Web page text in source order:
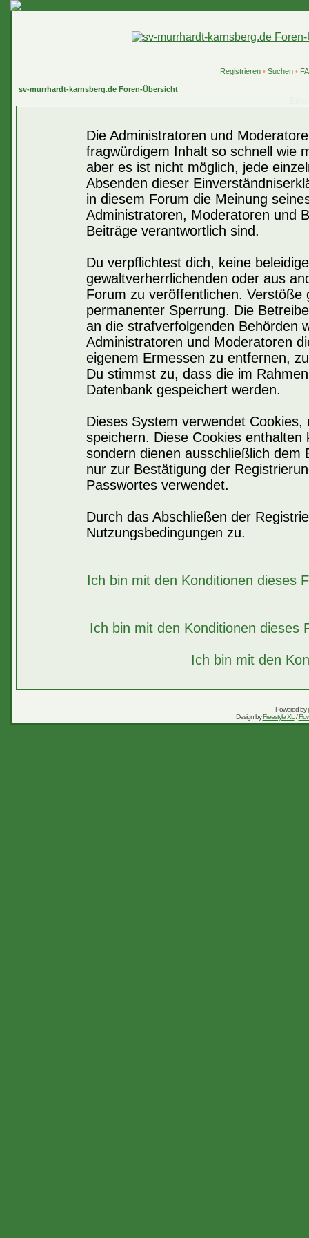
Registrieren• Suchen•
sv-murrhardt-karnsberg.de Foren-Übersicht
Die Administratoren und
fragwürdigem Inhalt so schnell wie
aber es ist nicht möglich, jede
Absenden dieser
in diesem Forum die Meinung
Administratoren, Moderatoren und
Beiträge verantwortlich sind.
Du verpflichtest dich, keine
gewaltverherrlichenden oder aus
Forum zu veröffentlichen.
permanenter Sperrung. Die
an die strafverfolgenden Behörden
Administratoren und Moderatoren
eigenem Ermessen zu entfernen,
Du stimmst zu, dass die im
Datenbank gespeichert werden.
Dieses System verwendet
speichern. Diese Cookies
sondern dienen ausschließlich dem
nur zur Bestätigung der
Passwortes verwendet.
Durch das Abschließen der
Nutzungsbedingungen zu.
Ich bin mit den Konditionen dieses
Ich bin mit den Konditionen dieses
Ich bin mit den
Powered by
Design byFreestyle XL /